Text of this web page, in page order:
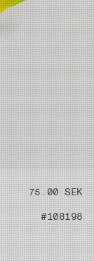
75.00 SEK
#108198